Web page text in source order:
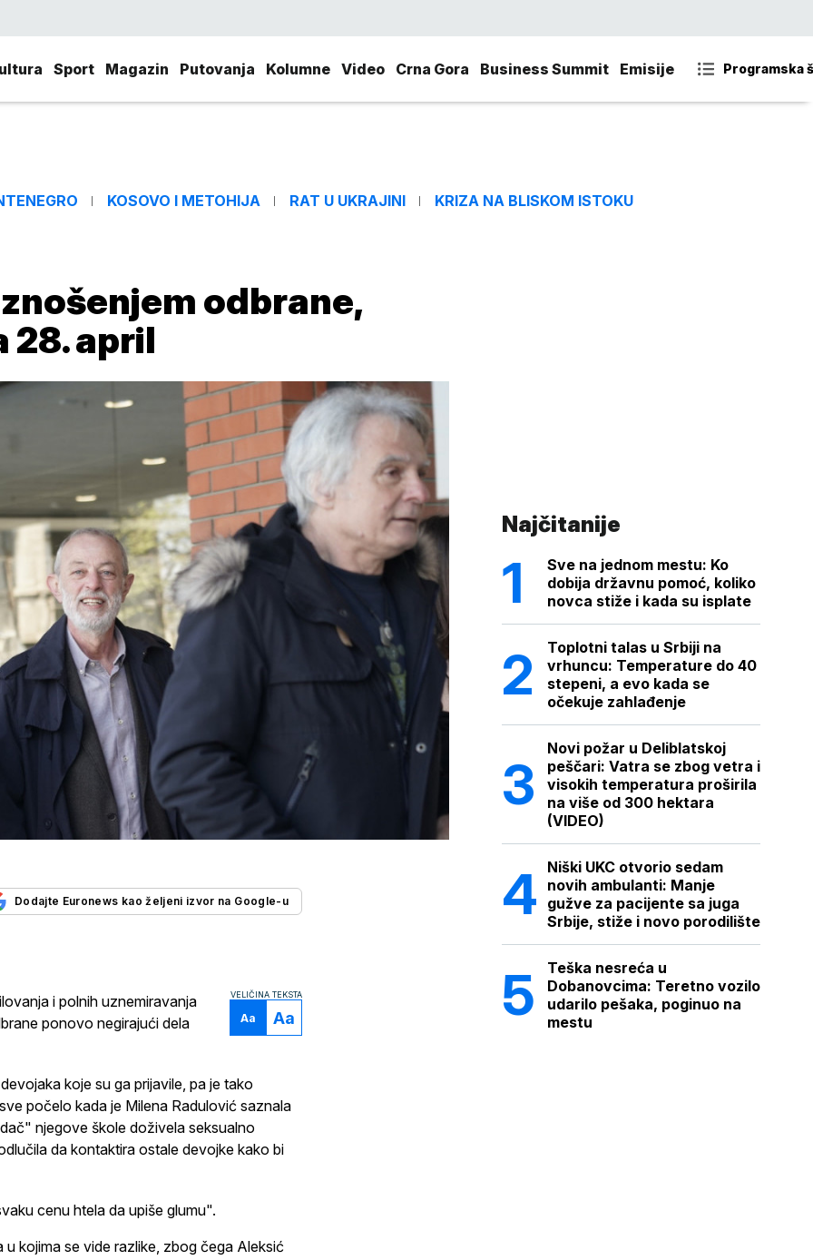
Sport Magazin Putovanja Kolumne Video Crna Gora Business Summit Emisije Programska
KOSOVO I METOHIJA RAT U UKRAJINI KRIZA NA BLISKOM ISTOKU
odbrane,
28. april
Dodajte Euronews kao željeni izvor na Google-u
VELIČINA TEKSTA
Aa Aa
i polnih uznemiravanja
ponovo negirajući dela
koje su ga prijavile, pa je tako
počelo kada je Milena Radulović saznala
njegove škole doživela seksualno
da kontaktira ostale devojke kako bi
cenu htela da upiše glumu".
u kojima se vide razlike, zbog čega Aleksić
Najčitanije
Sve na jednom mestu: Ko
dobija državnu pomoć, koliko
novca stiže i kada su isplate
Toplotni talas u Srbiji na
vrhuncu: Temperature do 40
stepeni, a evo kada se
očekuje zahlađenje
Novi požar u Deliblatskoj
peščari: Vatra se zbog vetra i
visokih temperatura proširila
na više od 300 hektara
(VIDEO)
Niški UKC otvorio sedam
novih ambulanti: Manje
gužve za pacijente sa juga
Srbije, stiže i novo porodilište
Teška nesreća u
Dobanovcima: Teretno vozilo
udarilo pešaka, poginuo na
mestu